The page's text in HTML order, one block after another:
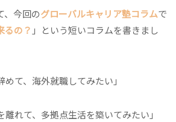
、今回のグローバルキャリア塾コラムで
るの？ 」という短いコラムを書きまし
めて、海外就職してみたい」
離れて、多拠点生活を築いてみたい」